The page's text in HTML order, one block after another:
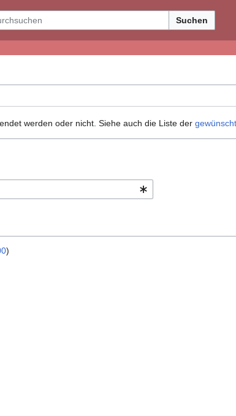
Suchen
werden oder nicht. Siehe auch die Liste der
)